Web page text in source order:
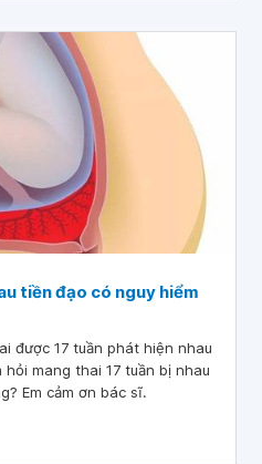
tiền đạo có nguy hiểm
mang thai 17 tuần bị nhau
Em cảm ơn bác sĩ.